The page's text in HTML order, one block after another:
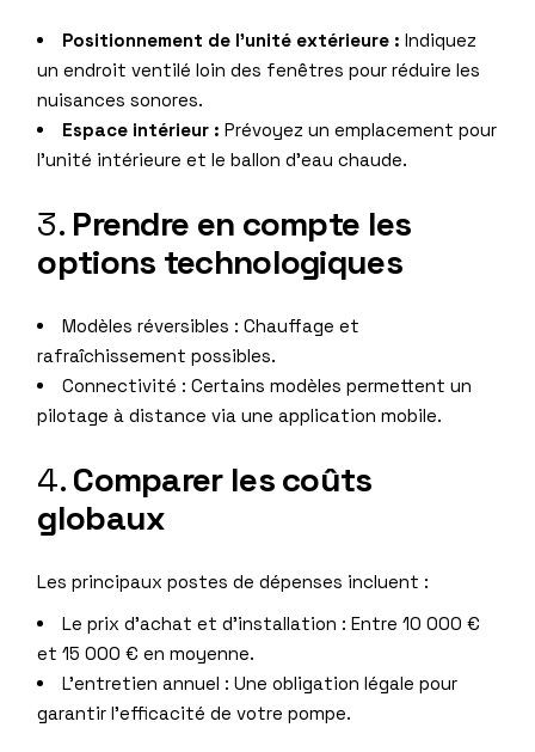
Positionnement de l’unité extérieure : Indiquez
un endroit ventilé loin des fenêtres pour réduire les
nuisances sonores.
Espace intérieur : Prévoyez un emplacement pour
l’unité intérieure et le ballon d’eau chaude.
3. Prendre en compte les
options technologiques
Modèles réversibles : Chauffage et
rafraîchissement possibles.
Connectivité : Certains modèles permettent un
pilotage à distance via une application mobile.
4.Comparer les coûts
globaux
Les principaux postes de dépenses incluent :
Le prix d’achat et d’installation : Entre 10 000 €
et 15 000 € en moyenne.
L’entretien annuel : Une obligation légale pour
garantir l’efficacité de votre pompe.